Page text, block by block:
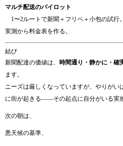
マルチ配送のパイロット
1〜2ルートで新聞＋フリペ＋小包の試行
実測から料金表を作る。
結び
新聞配達の価値は、 時間通り・静かに・確
ます。
ニーズは厳しくなっていますが、やりがい
に街が起きる——その起点に自分がいる実感
次の朝は、
悪天候の基準、